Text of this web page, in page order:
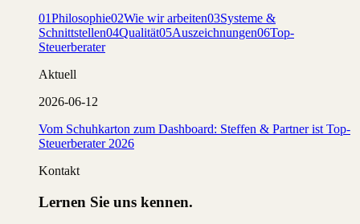
01Philosophie02Wie wir arbeiten03Systeme &
Schnittstellen04Qualität05Auszeichnungen06Top-
Steuerberater
Aktuell
2026-06-12
Vom Schuhkarton zum Dashboard: Steffen & Partner ist Top-
Steuerberater 2026
Kontakt
Lernen Sie uns kennen.